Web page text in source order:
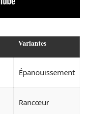
Variantes
Épanouissement
Rancœur